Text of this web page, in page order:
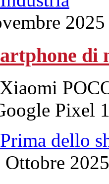
di
Pixel
Prima dello